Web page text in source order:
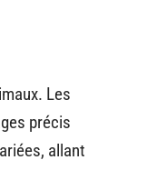
Les
précis
allant